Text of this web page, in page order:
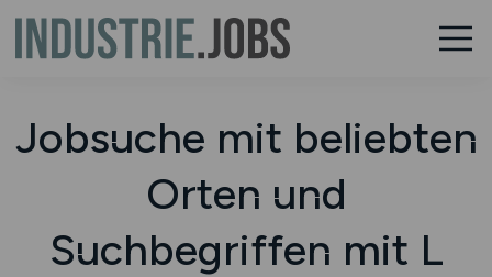
Jobsuche mit beliebten
Orten und
Suchbegriffen mit L